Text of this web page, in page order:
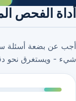
أداة الفحص
أجب عن بضعة أسئلة
شيء - ويستغرق نحو